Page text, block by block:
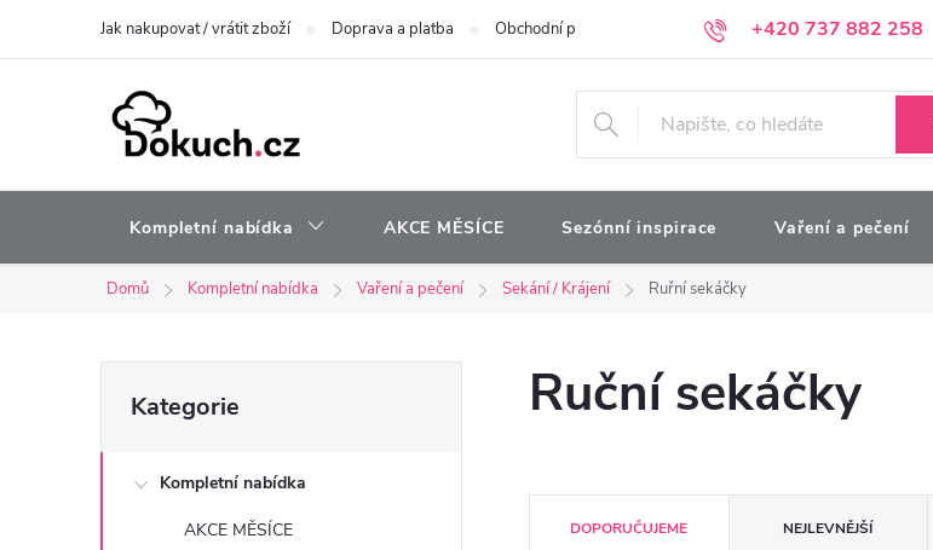
+420 737 882 258
Jak nakupovat / vrátit zboží Doprava a platba Obchodní podmínky Podmínky ochrany osobních údajů
Kompletní nabídka AKCE MĚSÍCE Sezónní inspirace Vaření a pečení
Domů Kompletní nabídka Vaření a pečení Sekání / Krájení Ruřní sekáčky
o
kategorie
Kategorie
Kompletní nabídka
AKCE MĚSÍCE
Ruční sekáčky
DOPORUČUJEME NEJLEVNĚJŠÍ